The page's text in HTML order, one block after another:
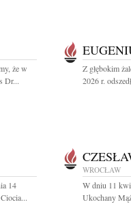
że w
Dr...
Z głębokim
2026 r.
14
WROCŁAW
W dniu 11
Ukochany